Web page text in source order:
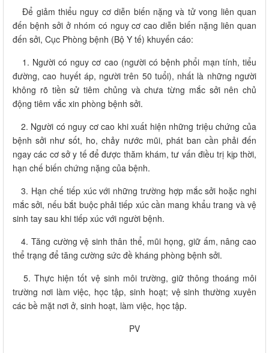
Để giảm thiểu nguy cơ diễn biến nặng và tử vong liên quan
đến bệnh sởi ở nhóm có nguy cơ cao diễn biến nặng liên quan
đến sởi, Cục Phòng bệnh (Bộ Y tế) khuyến cáo:
1. Người có nguy cơ cao (người có bệnh phổi mạn tính, tiểu
đường, cao huyết áp, người trên 50 tuổi), nhất là những người
không rõ tiền sử tiêm chủng và chưa từng mắc sởi nên chủ
động tiêm vắc xin phòng bệnh sởi.
2. Người có nguy cơ cao khi xuất hiện những triệu chứng của
bệnh sởi như sốt, ho, chảy nước mũi, phát ban cần phải đến
ngay các cơ sở y tế để được thăm khám, tư vấn điều trị kịp thời,
hạn chế biến chứng nặng của bệnh.
3. Hạn chế tiếp xúc với những trường hợp mắc sởi hoặc nghi
mắc sởi, nếu bắt buộc phải tiếp xúc cần mang khẩu trang và vệ
sinh tay sau khi tiếp xúc với người bệnh.
4. Tăng cường vệ sinh thân thể, mũi họng, giữ ấm, nâng cao
thể trạng để tăng cường sức đề kháng phòng bệnh sởi.
5. Thực hiện tốt vệ sinh môi trường, giữ thông thoáng môi
trường nơi làm việc, học tập, sinh hoạt; vệ sinh thường xuyên
các bề mặt nơi ở, sinh hoạt, làm việc, học tập.
PV